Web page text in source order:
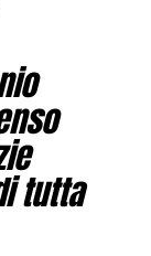
tutta